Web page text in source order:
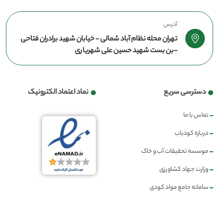
آدرس
تهران محله نظام آباد شمالی - خیابان شهید برادران فتاحی
-بن بست شهید حسین علی شهریاری
دسترسی سریع
تماس با ما
درباره کودیاب
موسسه تحقیقات آب و خاک
وزارت جهاد کشاورزی
سامانه جامع مواد کودی
نماد اعتماد الکترونیک